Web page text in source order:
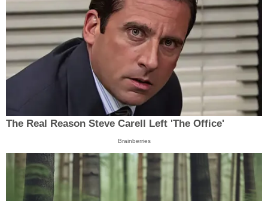
The Real Reason Steve Carell Left 'The Office'
Brainberries